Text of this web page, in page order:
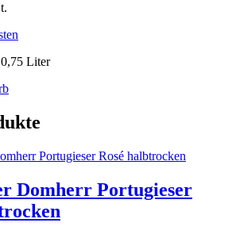
Liter
Domherr Portugieser